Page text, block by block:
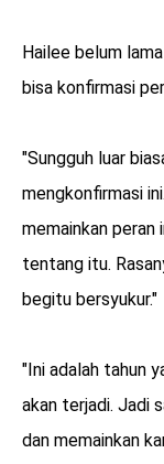
Hailee belum
bisa konfirmasi
"Sungguh luar
mengkonfirmasi
memainkan peran
tentang itu.
begitu bersyukur."
"Ini adalah tahun
akan terjadi. Jadi
dan memainkan